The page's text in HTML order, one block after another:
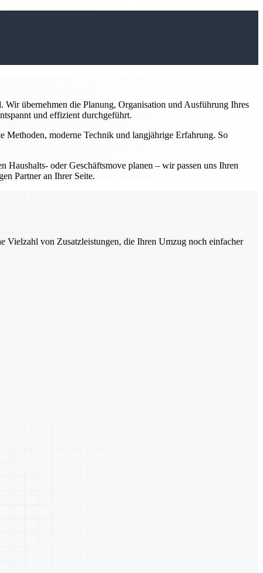
übernehmen die Planung, Organisation und Ausführung Ihres
und effizient durchgeführt.
Methoden, moderne Technik und langjährige Erfahrung. So
oder Geschäftsmove planen – wir passen uns Ihren
Partner an Ihrer Seite.
Vielzahl von Zusatzleistungen, die Ihren Umzug noch einfacher